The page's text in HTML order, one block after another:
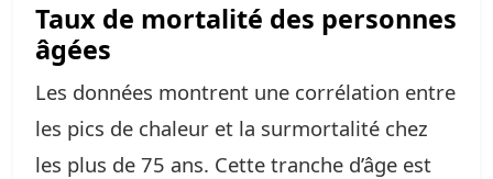
Taux de mortalité des personnes
âgées
Les données montrent une corrélation entre
les pics de chaleur et la surmortalité chez
les plus de 75 ans. Cette tranche d’âge est